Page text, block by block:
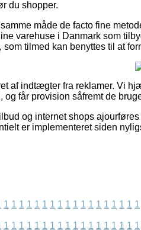
du shopper.
måde de facto fine
varehuse i Danmark som
tilmed kan benyttes til at
af indtægter fra reklamer. Vi
og får provision såfremt de
og internet shops
er implementeret siden
1 1 1 1 1 1 1 1 1 1 1 1 1 1 1 1 1 1
1 1 1 1 1 1 1 1 1 1 1 1 1 1 1 1 1 1